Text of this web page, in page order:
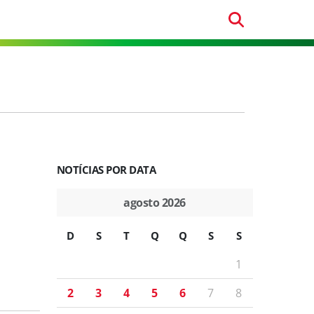
NOTÍCIAS POR DATA
agosto 2026
D S T Q Q S S
1
2
3 4 5 6 7
8